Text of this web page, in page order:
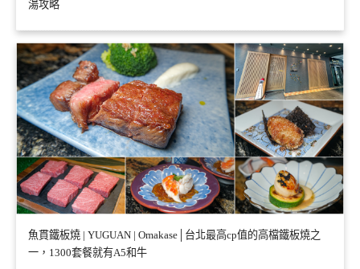
湯攻略
魚貫鐵板燒 | YUGUAN | Omakase│台北最高cp值的高檔鐵板燒之
一，1300套餐就有A5和牛